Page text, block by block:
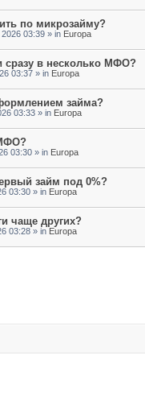
по микрозайму?
03:39 » in Europa
сразу в несколько МФО?
03:37 » in Europa
займа?
03:33 » in Europa
03:30 » in Europa
займ под 0%?
03:30 » in Europa
чаще других?
03:28 » in Europa